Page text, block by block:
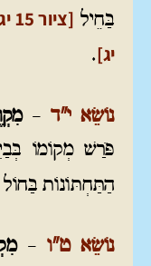
בַּחֵיל [ציור 15 יג]
יג].
נוֹשֵׂא י"ד –
פֹּרַשׁ מְקוֹמוֹ
הַתַּחְתּוֹנוֹת בַּחוֹל
נוֹשֵׂא ט"ו –